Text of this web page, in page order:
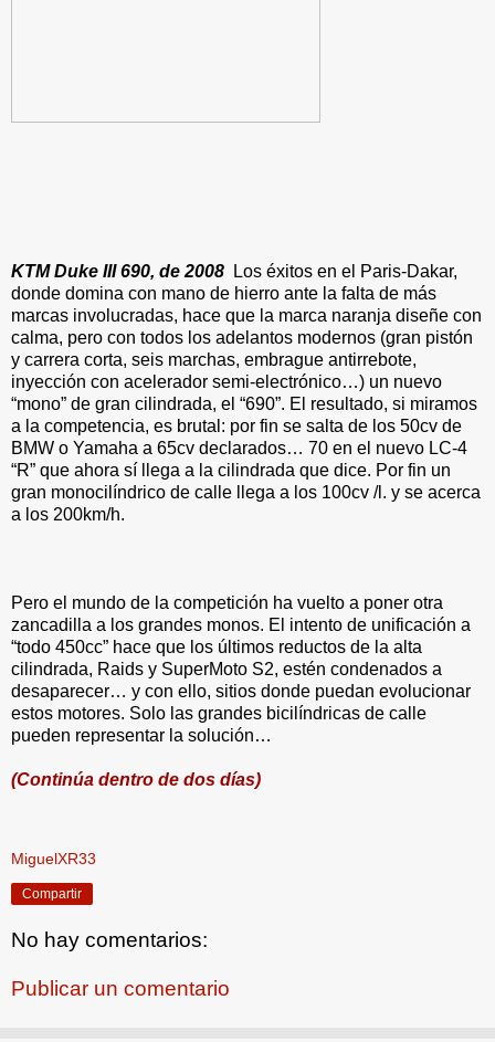
KTM Duke III 690, de 2008
Los éxitos en el Paris-Dakar,
donde domina con mano de hierro ante la falta de más
marcas involucradas, hace que la marca naranja diseñe con
calma, pero con todos los adelantos modernos (gran pistón
y carrera corta, seis marchas, embrague antirrebote,
inyección con acelerador semi-electrónico…) un nuevo
“mono” de gran cilindrada, el “690”. El resultado, si miramos
a la competencia, es brutal: por fin se salta de los 50cv de
BMW o Yamaha a 65cv declarados… 70 en el nuevo LC-4
“R” que ahora sí llega a la cilindrada que dice. Por fin un
gran monocilíndrico de calle llega a los 100cv /l. y se acerca
a los 200km/h.
Pero el mundo de la competición ha vuelto a poner otra
zancadilla a los grandes monos. El intento de unificación a
“todo 450cc” hace que los últimos reductos de la alta
cilindrada, Raids y SuperMoto S2, estén condenados a
desaparecer… y con ello, sitios donde puedan evolucionar
estos motores. Solo las grandes bicilíndricas de calle
pueden representar la solución…
(Continúa dentro de dos días)
MiguelXR33
Compartir
No hay comentarios:
Publicar un comentario